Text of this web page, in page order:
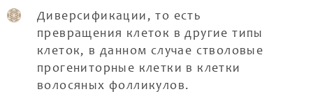
Диверсификации, то есть
превращения клеток в другие типы
клеток, в данном случае стволовые
прогениторные клетки в клетки
волосяных фолликулов.